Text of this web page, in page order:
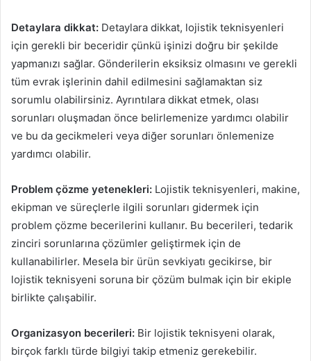
Detaylara dikkat: Detaylara dikkat, lojistik teknisyenleri
için gerekli bir beceridir çünkü işinizi doğru bir şekilde
yapmanızı sağlar. Gönderilerin eksiksiz olmasını ve gerekli
tüm evrak işlerinin dahil edilmesini sağlamaktan siz
sorumlu olabilirsiniz. Ayrıntılara dikkat etmek, olası
sorunları oluşmadan önce belirlemenize yardımcı olabilir
ve bu da gecikmeleri veya diğer sorunları önlemenize
yardımcı olabilir.
Problem çözme yetenekleri: Lojistik teknisyenleri, makine,
ekipman ve süreçlerle ilgili sorunları gidermek için
problem çözme becerilerini kullanır. Bu becerileri, tedarik
zinciri sorunlarına çözümler geliştirmek için de
kullanabilirler. Mesela bir ürün sevkiyatı gecikirse, bir
lojistik teknisyeni soruna bir çözüm bulmak için bir ekiple
birlikte çalışabilir.
Organizasyon becerileri: Bir lojistik teknisyeni olarak,
birçok farklı türde bilgiyi takip etmeniz gerekebilir.